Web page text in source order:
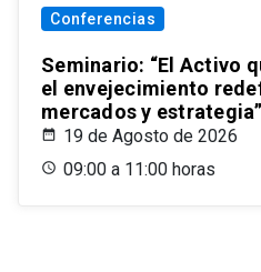
Conferencias
Seminario: “El Activo
el envejecimiento
mercados y estrategia”
19 de Agosto de 2026
09:00 a 11:00 horas